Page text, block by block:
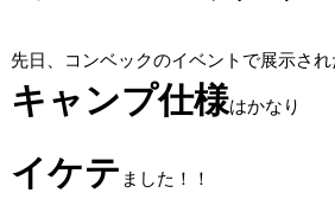
先日、コンベックのイベントで展示さ
キャンプ仕様はかなり
イケテ ました！！